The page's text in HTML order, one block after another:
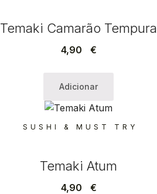
Temaki Camarão Tempura
4,90 €
Adicionar
SUSHI & MUST TRY
Temaki Atum
4,90 €